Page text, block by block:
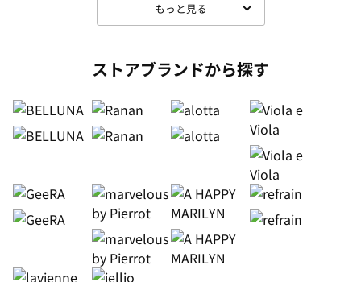
もっと見る
ストアブランドから探す